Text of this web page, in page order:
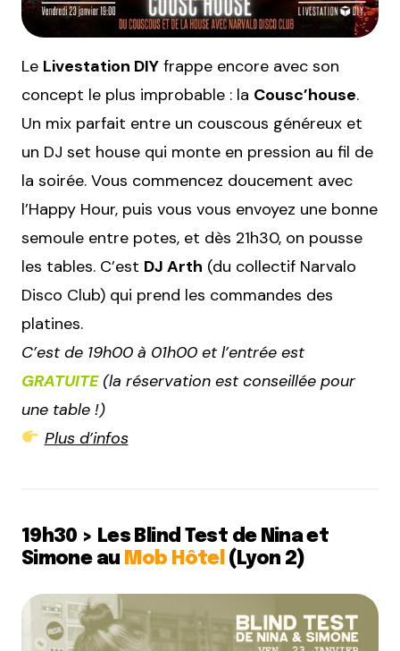
Le Livestation DIY frappe encore avec son
concept le plus improbable : la Cousc’house.
Un mix parfait entre un couscous généreux et
un DJ set house qui monte en pression au fil de
la soirée. Vous commencez doucement avec
l’Happy Hour, puis vous vous envoyez une bonne
semoule entre potes, et dès 21h30, on pousse
les tables. C’est DJ Arth (du collectif Narvalo
Disco Club) qui prend les commandes des
platines.
C’est de 19h00 à 01h00 et l’entrée est
GRATUITE(la réservation est conseillée pour
une table !)
Plus d’infos
19h30 > Les Blind Test de Nina et
Simone au Mob Hôtel (Lyon 2)